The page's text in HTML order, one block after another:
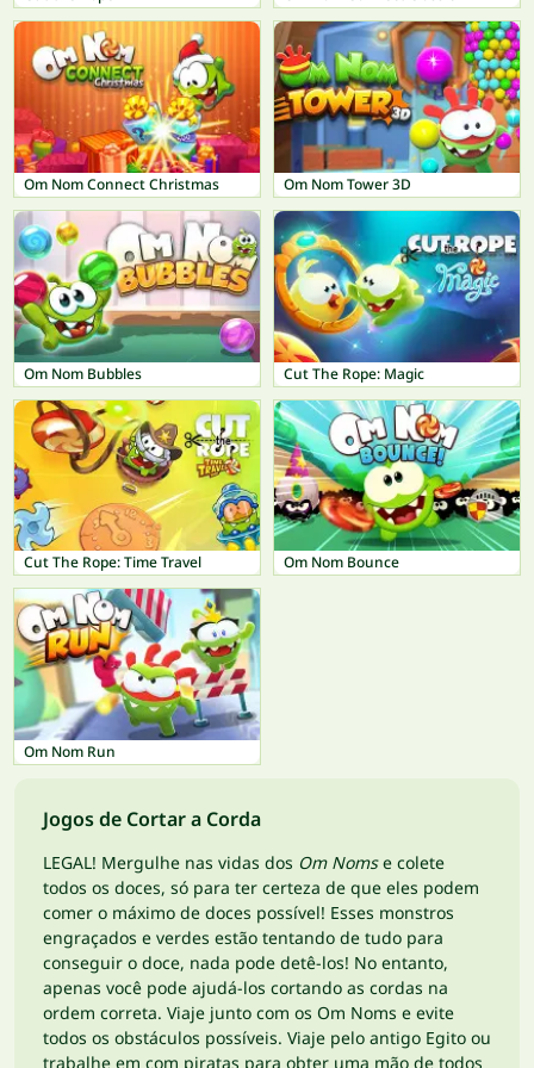
Om Nom Connect Christmas Om Nom Tower 3D
Om Nom Bubbles Cut The Rope: Magic
Cut The Rope: Time Travel Om Nom Bounce
Om Nom Run
Jogos de Cortar a Corda
LEGAL! Mergulhe nas vidas dos Om Nomse colete
todos os doces, só para ter certeza de que eles podem
comer o máximo de doces possível! Esses monstros
engraçados e verdes estão tentando de tudo para
conseguir o doce, nada pode detê-los! No entanto,
apenas você pode ajudá-los cortando as cordas na
ordem correta. Viaje junto com os Om Noms e evite
todos os obstáculos possíveis. Viaje pelo antigo Egito ou
trabalhe em com piratas para obter uma mão de todos